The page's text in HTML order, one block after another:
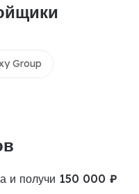
Group
и получи 150 000 ₽